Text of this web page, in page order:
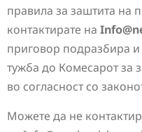
правила за заштита на
контактирате на
приговор подразбира
тужба до Комесарот за
во согласност со
Можете да не